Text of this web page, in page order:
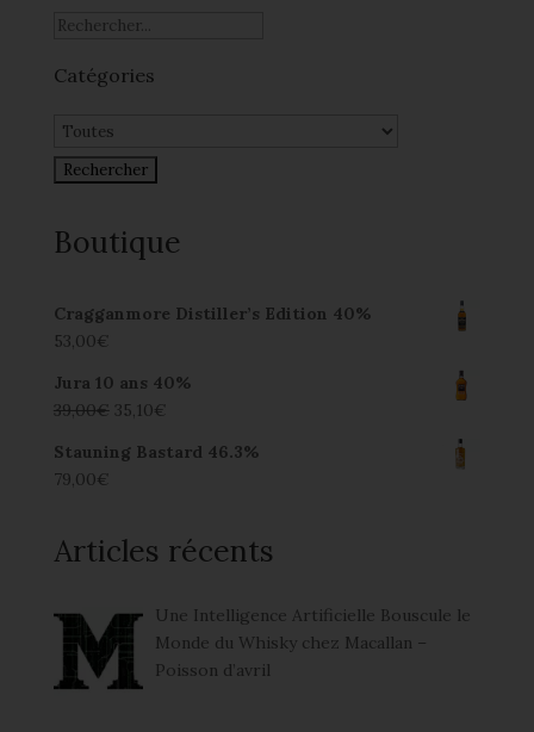
Catégories
Boutique
Cragganmore Distiller’s Edition 40%
53,00€
Jura 10 ans 40%
39,00€ 35,10€
Stauning Bastard 46.3%
79,00€
Articles récents
Une Intelligence Artificielle Bouscule le
Monde du Whisky chez Macallan –
Poisson d’avril